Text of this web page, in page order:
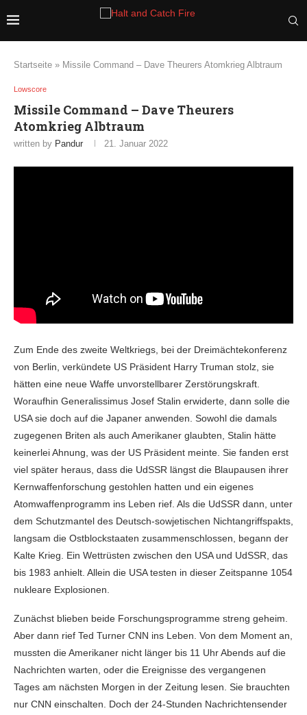
Startseite » Missile Command – Dave Theurers Atomkrieg Albtraum
Lowscore
Missile Command – Dave Theurers
Atomkrieg Albtraum
written by Pandur 21. Januar 2022
Zum Ende des zweite Weltkriegs, bei der Dreimächtekonferenz
von Berlin, verkündete US Präsident Harry Truman stolz, sie
hätten eine neue Waffe unvorstellbarer Zerstörungskraft.
Woraufhin Generalissimus Josef Stalin erwiderte, dann solle die
USA sie doch auf die Japaner anwenden. Sowohl die damals
zugegenen Briten als auch Amerikaner glaubten, Stalin hätte
keinerlei Ahnung, was der US Präsident meinte. Sie fanden erst
viel später heraus, dass die UdSSR längst die Blaupausen ihrer
Kernwaffenforschung gestohlen hatten und ein eigenes
Atomwaffenprogramm ins Leben rief. Als die UdSSR dann, unter
dem Schutzmantel des Deutsch-sowjetischen Nichtangriffspakts,
langsam die Ostblockstaaten zusammenschlossen, begann der
Kalte Krieg. Ein Wettrüsten zwischen den USA und UdSSR, das
bis 1983 anhielt. Allein die USA testen in dieser Zeitspanne 1054
nukleare Explosionen.
Zunächst blieben beide Forschungsprogramme streng geheim.
Aber dann rief Ted Turner CNN ins Leben. Von dem Moment an,
mussten die Amerikaner nicht länger bis 11 Uhr Abends auf die
Nachrichten warten, oder die Ereignisse des vergangenen
Tages am nächsten Morgen in der Zeitung lesen. Sie brauchten
nur CNN einschalten. Doch der 24-Stunden Nachrichtensender